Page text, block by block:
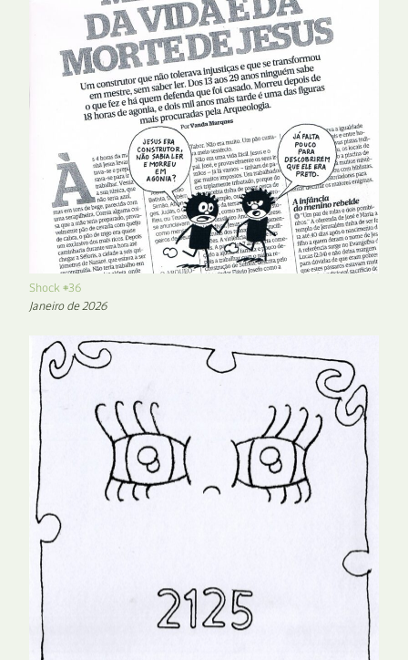
Shock #36
Janeiro de 2026